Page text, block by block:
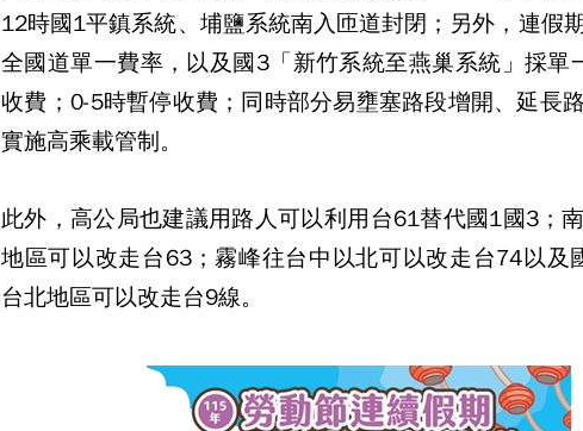
12時國1平鎮系統、埔鹽系統南入匝道封閉；另外，連假
全國道單一費率，以及國3「新竹系統至燕巢系統」採單
收費；0-5時暫停收費；同時部分易壅塞路段增開、延長
實施高乘載管制。
此外，高公局也建議用路人可以利用台61替代國1國3；
地區可以改走台63；霧峰往台中以北可以改走台74以及
台北地區可以改走台9線。